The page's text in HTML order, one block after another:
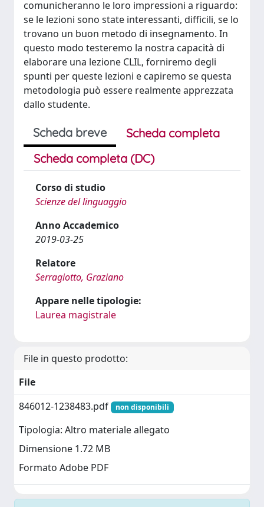
comunicheranno le loro impressioni a riguardo:
se le lezioni sono state interessanti, difficili, se lo
trovano un buon metodo di insegnamento. In
questo modo testeremo la nostra capacità di
elaborare una lezione CLIL, forniremo degli
spunti per queste lezioni e capiremo se questa
metodologia può essere realmente apprezzata
dallo studente.
Scheda breve
Scheda completa
Scheda completa (DC)
Corso di studio
Scienze del linguaggio
Anno Accademico
2019-03-25
Relatore
Serragiotto, Graziano
Appare nelle tipologie:
Laurea magistrale
File in questo prodotto:
File
846012-1238483.pdf
non disponibili
Tipologia: Altro materiale allegato
Dimensione 1.72 MB
Formato Adobe PDF